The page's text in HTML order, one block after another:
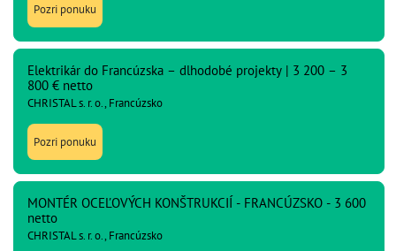
Pozri ponuku
Elektrikár do Francúzska – dlhodobé projekty | 3 200 – 3
800 € netto
CHRISTAL s. r. o., Francúzsko
Pozri ponuku
MONTÉR OCEĽOVÝCH KONŠTRUKCIÍ - FRANCÚZSKO - 3 600
netto
CHRISTAL s. r. o., Francúzsko